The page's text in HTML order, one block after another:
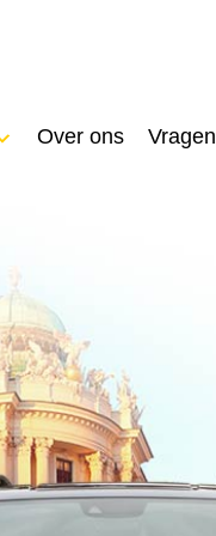
Over ons Vragen